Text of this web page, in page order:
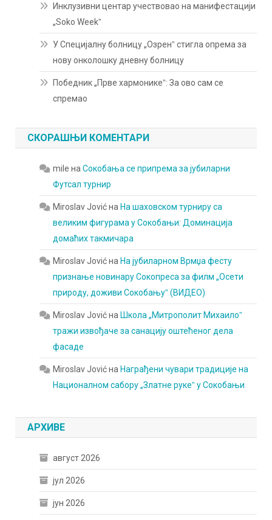
Инклузивни центар учествовао на манифестацији
„Soko Weekˮ
У Специјалну болницу „Озренˮ стигла опрема за
нову онколошку дневну болницу
Победник „Прве хармоникеˮ: За ово сам се
спремао
СКОРАШЊИ КОМЕНТАРИ
mile наСокобања се припрема за јубиларни
Футсал турнир
Miroslav Jovićна На шаховском турниру са
великим фигурама у Сокобањи: Доминација
домаћих такмичара
Miroslav Jovićна На јубиларном Врмџа фесту
признање новинару Сокопреса за филм „Осети
природу, доживи Сокобањуˮ (ВИДЕО)
Miroslav Jovićна Школа „Митрополит Михаилоˮ
тражи извођаче за санацију оштећеног дела
фасаде
Miroslav Jovićна Награђени чувари традиције на
Националном сабору „Златне рукеˮ у Сокобањи
АРХИВЕ
август 2026
јул 2026
јун 2026